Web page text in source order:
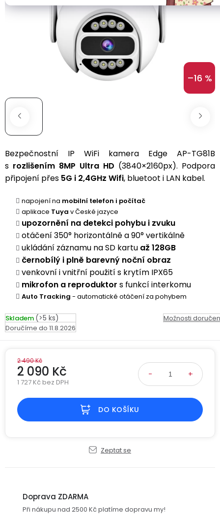
Clip
Conduction
Air
Herní
Sportovní
sluchátka
S
dotykovým
displejem
Sportovní
Zdravotní
kabely
Ochranné
a
skla
Příslušenství
Drony
GPS
Kategorie
249g
Drony
pro
děti
Sada
s
baterií
Sada
se
2
bateriemi
Sada
se
3
bateriemi
díly
a
příslušenství
zabezpečení
kamery
Bateriové
4G
kamery
(SIM
karta)
Kamerové
systémy
Příslušenství
ke
kamerám
Bluetooth
reproduktory
Výrobníky
na
zmrzlinu
ledovou
tříšť
Paměti
úložiště
Paměťové
karty
Externí
SSD
Napájecí
USB-
A
C
USB-
A
Nabíjecí
Esenciální
oleje
služby
ANRAN
Bezpečnostní IP WiFi kamera Edge AP-TG81B
s rozlišením 8MP Ultra HD (3840×2160px). Podpora
připojení přes 5G i 2,4GHz Wifi, bluetoot i LAN kabel.
napojení na mobilní telefon i počítač
aplikace Tuya v České jazyce
upozornění na detekci pohybu i zvuku
otáčení 350° horizontálně a 90° vertikálně
ukládání záznamu na SD kartu až 128GB
černobílý i plně barevný noční obraz
venkovní i vnitřní použití s krytím IPX65
mikrofon a reproduktor s funkcí interkomu
Auto Tracking - automatické otáčení za pohybem
Skladem (>5 ks)
11.8.2026
Možnosti
2 490 Kč
2 090 Kč
1 727 Kč bez DPH
DO KOŠÍKU
Zeptat se
–16 %
Doprava ZDARMA
Při nákupu nad 2500 Kč platíme dopravu my!